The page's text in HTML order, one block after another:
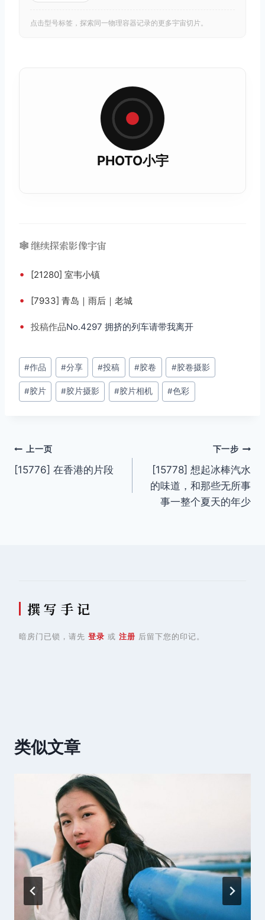
点击型号标签，探索同一物理容器记录的更多宇宙切片。
PHOTO小宇
🕸️ 继续探索影像宇宙
• [21280] 室韦小镇
• [7933] 青岛｜雨后｜老城
• 投稿作品No.4297 拥挤的列车请带我离开
文
章
标
#作品 #分享 #投稿 #胶卷 #胶卷摄影
#胶片 #胶片摄影 #胶片相机 #色彩
文
章
上一页
[15776] 在香港的片段
下一步
[15778] 想起冰棒汽水
的味道，和那些无所事
事一整个夏天的年少
撰 写 手 记
暗房门已锁，请先 登录 或 注册 后留下您的印记。
类似文章